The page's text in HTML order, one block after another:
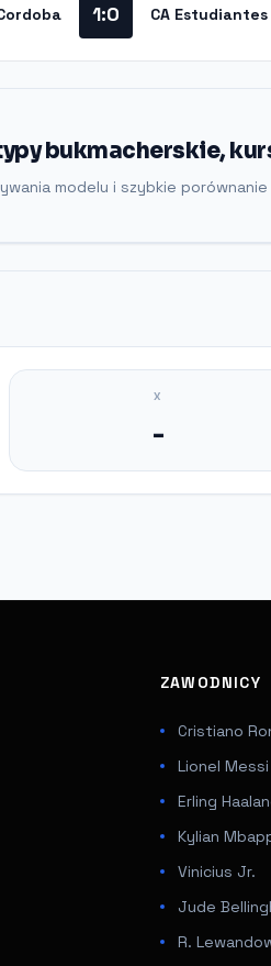
1:0 CA Estudiantes
bukmacherskie,
modelu i szybkie
X
-
ZAWODNICY
Cristiano
Lionel Messi
Erling
Kylian
Vinicius Jr.
Jude
R.